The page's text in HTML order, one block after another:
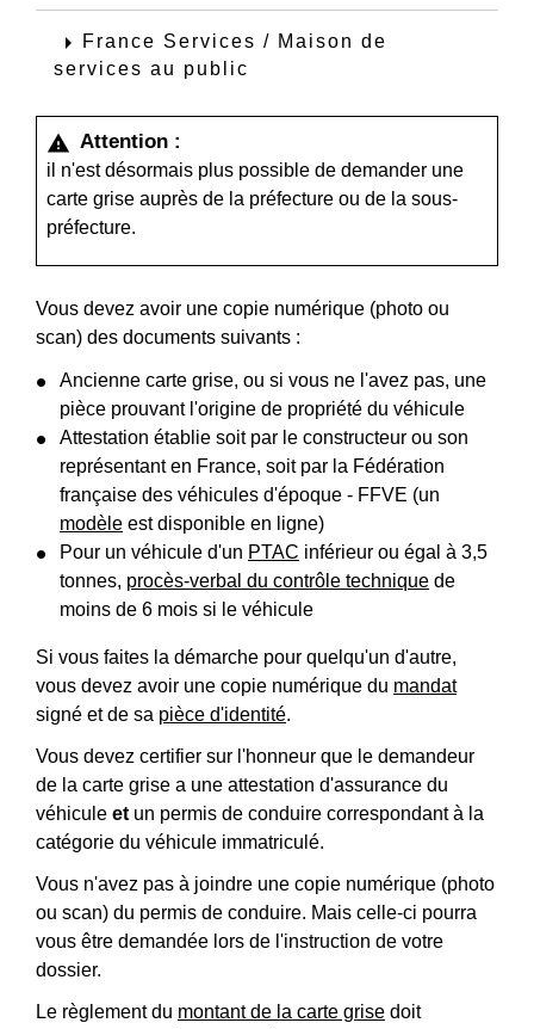
arrow_right
France Services / Maison de
services au public
warning Attention :
il n'est désormais plus possible de demander une
carte grise auprès de la préfecture ou de la sous-
préfecture.
Vous devez avoir une copie numérique (photo ou
scan) des documents suivants :
Ancienne carte grise, ou si vous ne l'avez pas, une
pièce prouvant l'origine de propriété du véhicule
Attestation établie soit par le constructeur ou son
représentant en France, soit par la Fédération
française des véhicules d'époque - FFVE (un
modèle est disponible en ligne)
Pour un véhicule d'un PTAC inférieur ou égal à 3,5
tonnes, procès-verbal du contrôle technique de
moins de 6 mois si le véhicule
Si vous faites la démarche pour quelqu'un d'autre,
vous devez avoir une copie numérique du mandat
signé et de sa pièce d'identité.
Vous devez certifier sur l'honneur que le demandeur
de la carte grise a une attestation d'assurance du
véhicule et un permis de conduire correspondant à la
catégorie du véhicule immatriculé.
Vous n'avez pas à joindre une copie numérique (photo
ou scan) du permis de conduire. Mais celle-ci pourra
vous être demandée lors de l'instruction de votre
dossier.
Le règlement du montant de la carte grise doit